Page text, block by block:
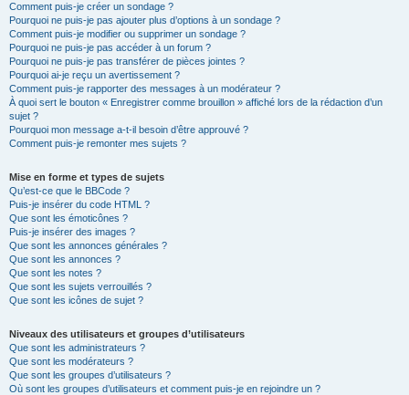
Comment puis-je créer un sondage ?
Pourquoi ne puis-je pas ajouter plus d’options à un sondage ?
Comment puis-je modifier ou supprimer un sondage ?
Pourquoi ne puis-je pas accéder à un forum ?
Pourquoi ne puis-je pas transférer de pièces jointes ?
Pourquoi ai-je reçu un avertissement ?
Comment puis-je rapporter des messages à un modérateur ?
À quoi sert le bouton « Enregistrer comme brouillon » affiché lors de la rédaction d’un
sujet ?
Pourquoi mon message a-t-il besoin d’être approuvé ?
Comment puis-je remonter mes sujets ?
Mise en forme et types de sujets
Qu’est-ce que le BBCode ?
Puis-je insérer du code HTML ?
Que sont les émoticônes ?
Puis-je insérer des images ?
Que sont les annonces générales ?
Que sont les annonces ?
Que sont les notes ?
Que sont les sujets verrouillés ?
Que sont les icônes de sujet ?
Niveaux des utilisateurs et groupes d’utilisateurs
Que sont les administrateurs ?
Que sont les modérateurs ?
Que sont les groupes d’utilisateurs ?
Où sont les groupes d’utilisateurs et comment puis-je en rejoindre un ?